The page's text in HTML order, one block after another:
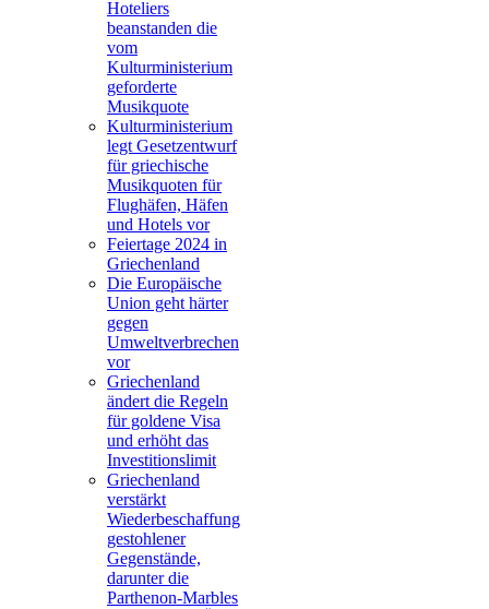
Hoteliers
beanstanden die
vom
Kulturministerium
geforderte
Musikquote
Kulturministerium
legt Gesetzentwurf
für griechische
Musikquoten für
Flughäfen, Häfen
und Hotels vor
Feiertage 2024 in
Griechenland
Die Europäische
Union geht härter
gegen
Umweltverbrechen
vor
Griechenland
ändert die Regeln
für goldene Visa
und erhöht das
Investitionslimit
Griechenland
verstärkt
Wiederbeschaffung
gestohlener
Gegenstände,
darunter die
Parthenon-Marbles